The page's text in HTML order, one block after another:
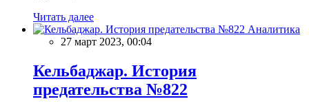
Читать далее
Аналитика
27 март 2023, 00:04
Кельбаджар. История
предательства №822